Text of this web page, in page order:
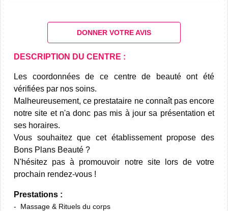
DONNER VOTRE AVIS
DESCRIPTION DU CENTRE :
Les coordonnées de ce centre de beauté ont été
vérifiées par nos soins.
Malheureusement, ce prestataire ne connaît pas encore
notre site et n'a donc pas mis à jour sa présentation et
ses horaires.
Vous souhaitez que cet établissement propose des
Bons Plans Beauté ?
N'hésitez pas à promouvoir notre site lors de votre
prochain rendez-vous !
Prestations :
Massage & Rituels du corps